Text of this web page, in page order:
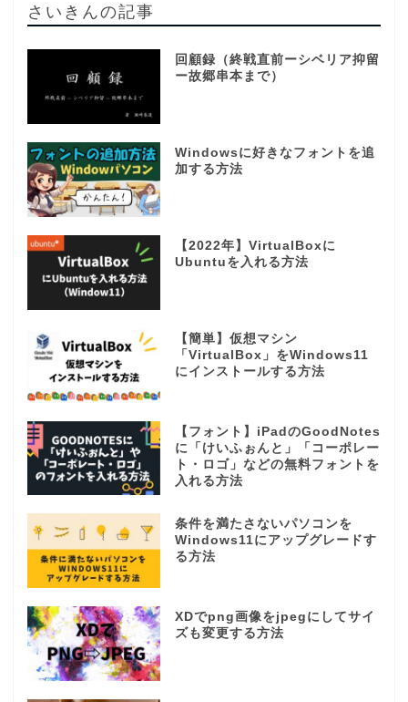
さいきんの記事
回顧録（終戦直前ーシベリア抑留
ー故郷串本まで）
Windowsに好きなフォントを追
加する方法
【2022年】VirtualBoxに
Ubuntuを入れる方法
【簡単】仮想マシン
「VirtualBox」をWindows11
にインストールする方法
【フォント】iPadのGoodNotes
に「けいふぉんと」「コーポレー
ト・ロゴ」などの無料フォントを
入れる方法
条件を満たさないパソコンを
Windows11にアップグレードす
る方法
XDでpng画像をjpegにしてサイ
ズも変更する方法